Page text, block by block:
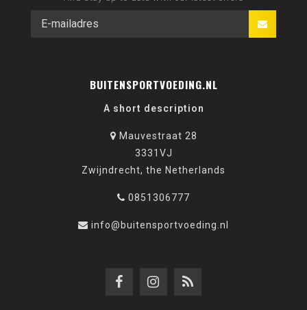
BUITENSPORTVOEDING.NL
A short description
Mauvestraat 28
3331VJ
Zwijndrecht, the Netherlands
0851306777
info@buitensportvoeding.nl